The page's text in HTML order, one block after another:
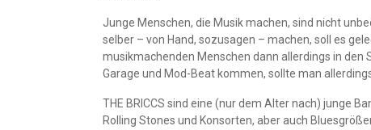
Junge Menschen, die Musik machen, sind nicht
selber – von Hand, sozusagen – machen, soll es
musikmachenden Menschen dann allerdings in den
Garage und Mod-Beat kommen, sollte man
THE BRICCS sind eine (nur dem Alter nach) junge
Rolling Stones und Konsorten, aber auch